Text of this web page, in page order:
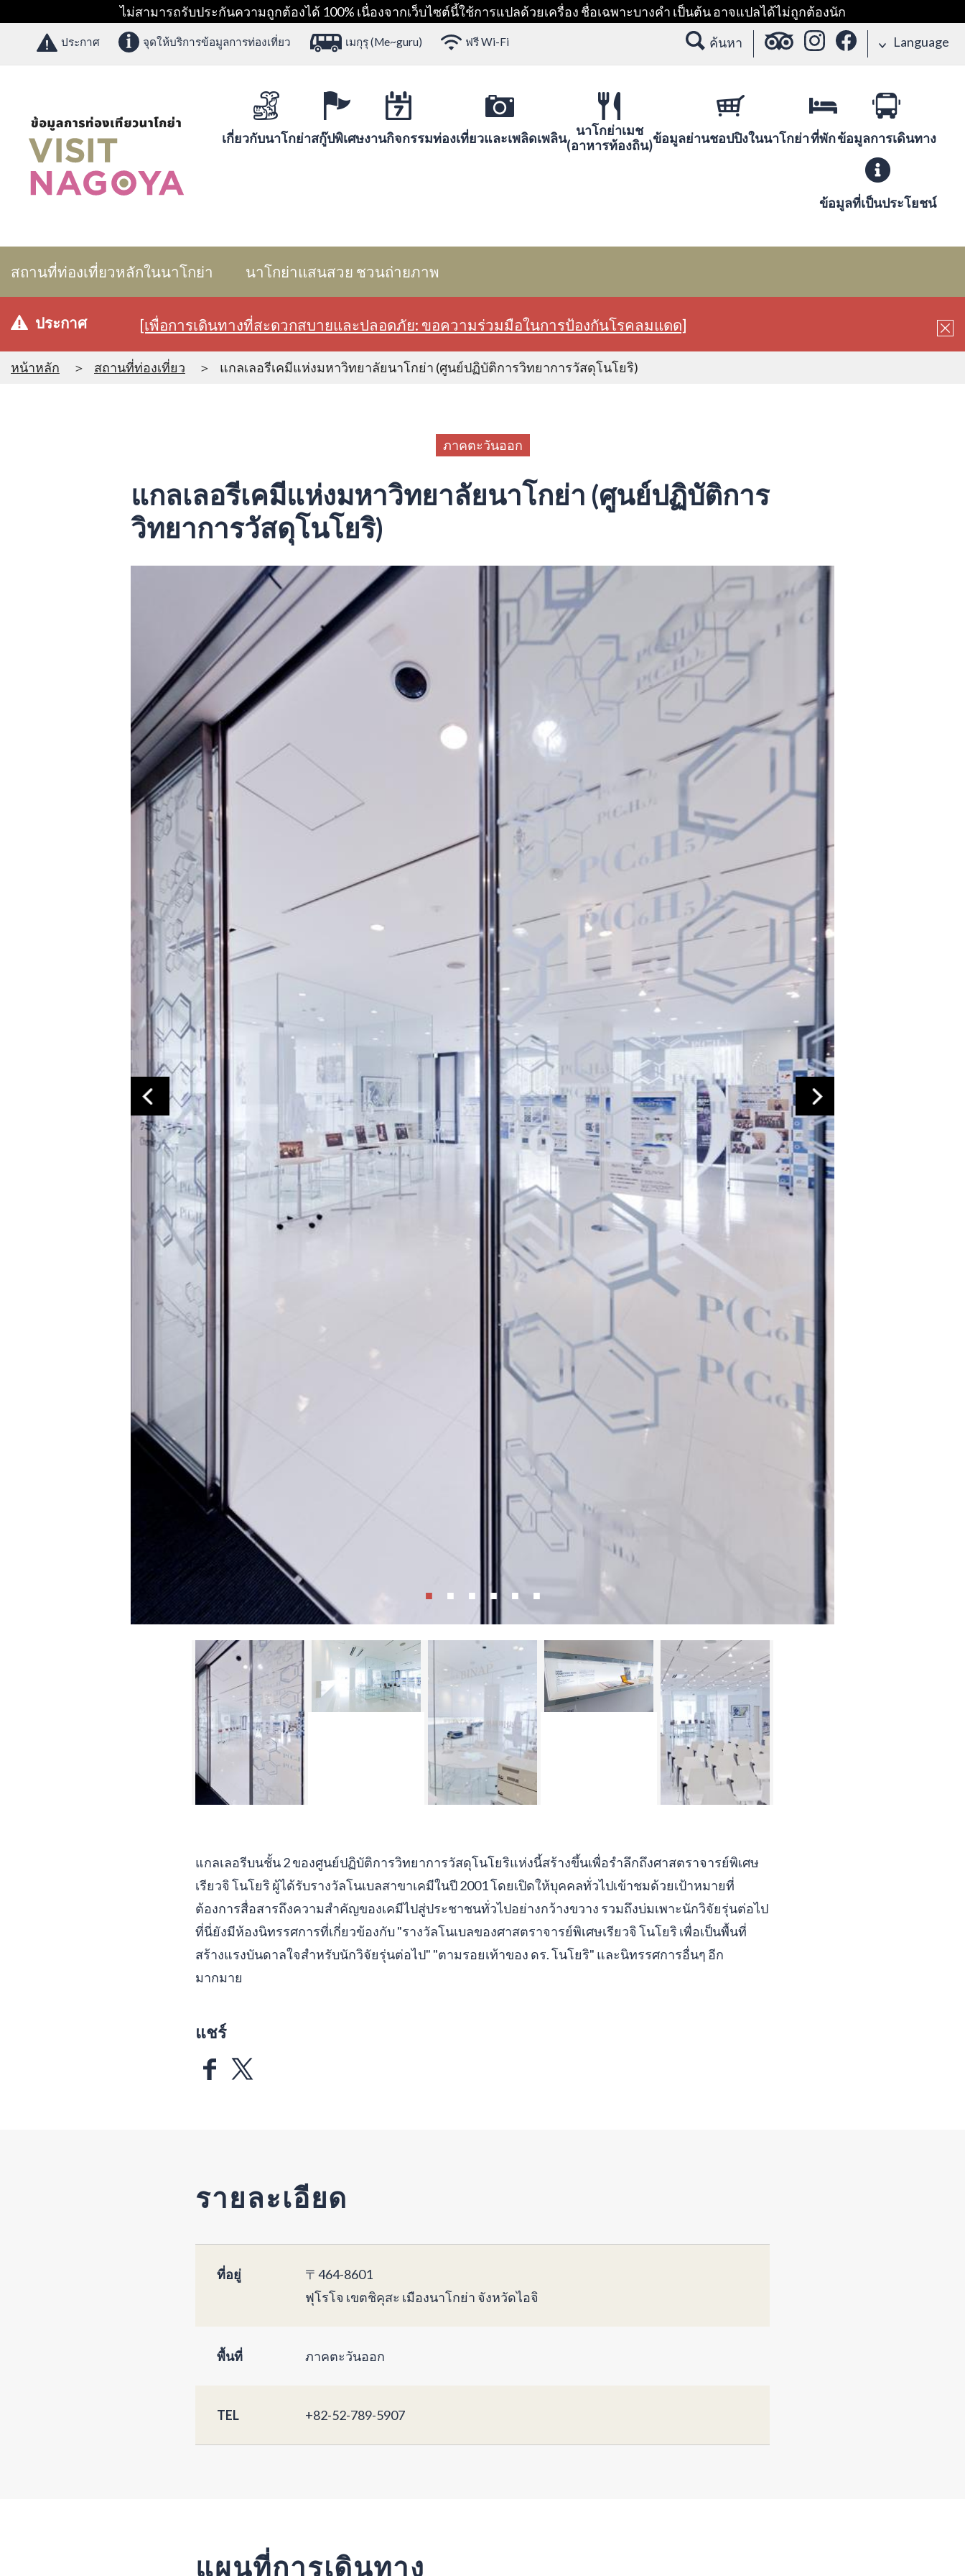
ไม่สามารถรับประกันความถูกต้องได้ 100% เนื่องจากเว็บไซต์นี้ใช้การแปลด้วยเครื่อง ชื่อเฉพาะบางคำ เป็นต้น อาจแปลได้ไม่ถูกต้องนัก
ประกาศ จุดให้บริการข้อมูลการท่องเที่ยว เมกุรุ (Me~guru) ฟรี Wi-Fi ค้นหา Language
เกี่ยวกับนาโกย่าสกู๊ปพิเศษงานกิจกรรมท่องเที่ยวและเพลิดเพลิน
นาโกย่าเมช
(อาหารท้องถิน)ข้อมูลย่านชอปปิงในนาโกย่าที่พักข้อมูลการเดินทาง
ข้อมูลที่เป็นประโยชน์
สถานที่ท่องเที่ยวหลักในนาโกย่า นาโกย่าแสนสวย ชวนถ่ายภาพ
ประกาศ [เพื่อการเดินทางที่สะดวกสบายและปลอดภัย: ขอความร่วมมือในการป้องกันโรคลมแดด]
หน้าหลัก สถานที่ท่องเที่ยว แกลเลอรีเคมีแห่งมหาวิทยาลัยนาโกย่า (ศูนย์ปฏิบัติการวิทยาการวัสดุโนโยริ)
ภาคตะวันออก
แกลเลอรีเคมีแห่งมหาวิทยาลัยนาโกย่า (ศูนย์ปฏิบัติการ
วิทยาการวัสดุโนโยริ)
แกลเลอรีบนชั้น 2 ของศูนย์ปฏิบัติการวิทยาการวัสดุโนโยริแห่งนี้สร้างขึ้นเพื่อรำลึกถึงศาสตราจารย์พิเศษ
เรียวจิ โนโยริ ผู้ได้รับรางวัลโนเบลสาขาเคมีในปี 2001 โดยเปิดให้บุคคลทั่วไปเข้าชมด้วยเป้าหมายที่
ต้องการสื่อสารถึงความสำคัญของเคมีไปสู่ประชาชนทั่วไปอย่างกว้างขวาง รวมถึงบ่มเพาะนักวิจัยรุ่นต่อไป
ที่นี่ยังมีห้องนิทรรศการที่เกี่ยวข้องกับ "รางวัลโนเบลของศาสตราจารย์พิเศษเรียวจิ โนโยริ เพื่อเป็นพื้นที่
สร้างแรงบันดาลใจสำหรับนักวิจัยรุ่นต่อไป" "ตามรอยเท้าของ ดร. โนโยริ" และนิทรรศการอื่นๆ อีก
มากมาย
แชร์
รายละเอียด
ที่อยู่
〒464-8601
ฟุโรโจ เขตชิคุสะ เมืองนาโกย่า จังหวัดไอจิ
พื้นที่ ภาคตะวันออก
TEL +82-52-789-5907
แผนที่การเดินทาง